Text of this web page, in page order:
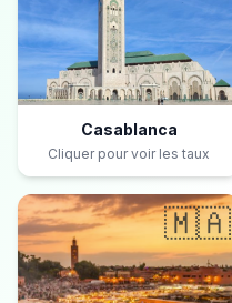
Casablanca
Cliquer pour voir les taux
🇲🇦